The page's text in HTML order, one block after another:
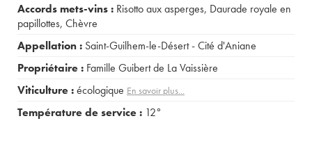
Accords mets-vins : Risotto aux asperges, Daurade royale en
papillottes, Chèvre
Appellation : Saint-Guilhem-le-Désert - Cité d'Aniane
Propriétaire : Famille Guibert de La Vaissière
Viticulture :écologique En savoir plus...
Température de service : 12°